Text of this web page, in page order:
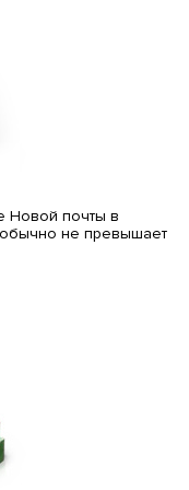
Новой почты в
не превышает